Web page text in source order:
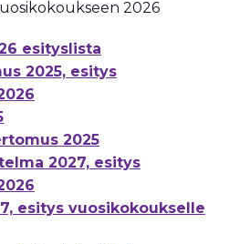
2026
esityslista
2025, esitys
2025
2027, esitys
esitys vuosikokoukselle